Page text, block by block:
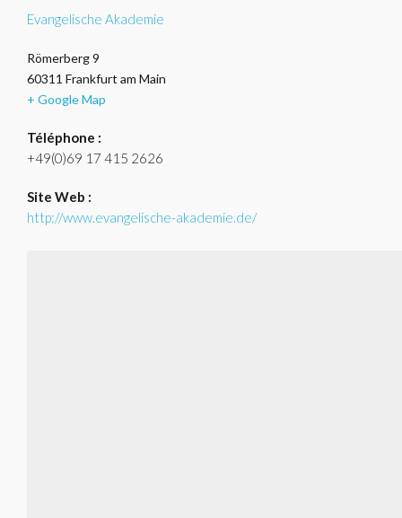
Evangelische Akademie
Römerberg 9
60311 Frankfurt am Main
+ Google Map
Téléphone :
+49(0)69 17 415 2626
Site Web :
http://www.evangelische-akademie.de/